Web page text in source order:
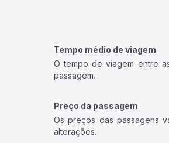
Tempo médio de viagem
O tempo de viagem entre
passagem.
Preço da passagem
Os preços das passagens
alterações.